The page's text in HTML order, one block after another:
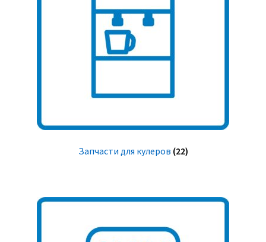
Запчасти для кулеров (22)